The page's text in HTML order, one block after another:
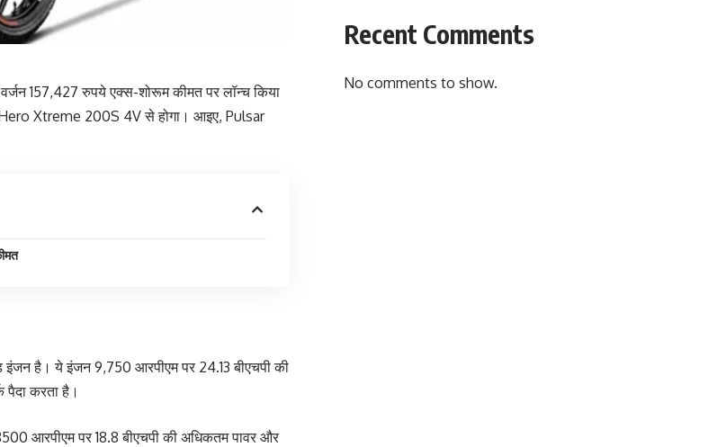
157,427 रुपये एक्स-शोरूम कीमत पर लॉन्च किया
Xtreme 200S 4V से होगा। आइए, Pulsar
है। ये इंजन 9,750 आरपीएम पर 24.13 बीएचपी की
करता है।
आरपीएम पर 18.8 बीएचपी की अधिकतम पावर और
Recent Comments
No comments to show.